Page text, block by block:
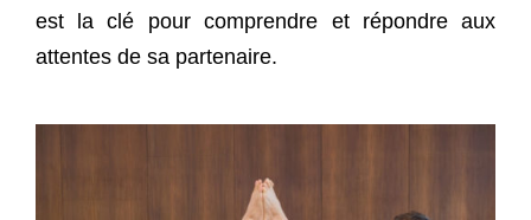
est la clé pour comprendre et répondre aux
attentes de sa partenaire.